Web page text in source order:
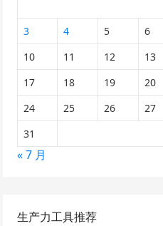
3
4 5 6
10
11 12 13
17
18 19 20
24
25 26 27
31
« 7 月
生产力工具推荐